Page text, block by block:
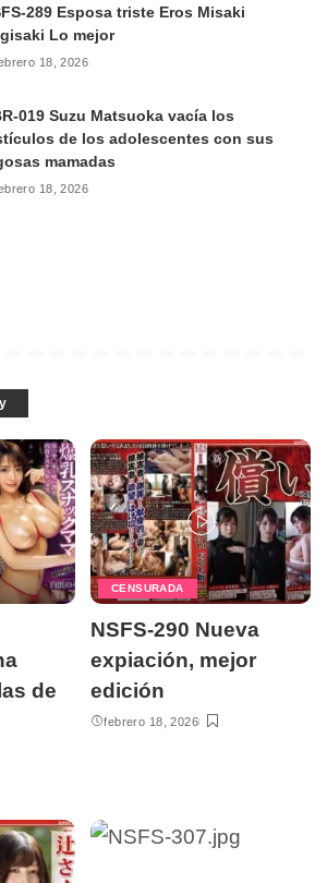
289 Esposa triste Eros Misaki
Lo mejor
18, 2026
019 Suzu Matsuoka vacía los
de los adolescentes con sus
mamadas
18, 2026
de
CENSURADA
NSFS-290 Nueva
expiación, mejor
edición
febrero 18, 2026